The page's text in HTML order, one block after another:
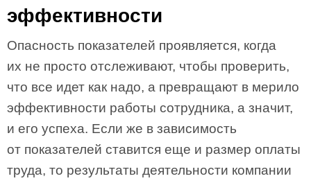
эффективности
Опасность показателей проявляется, когда
их не просто отслеживают, чтобы проверить,
что все идет как надо, а превращают в мерило
эффективности работы сотрудника, а значит,
и его успеха. Если же в зависимость
от показателей ставится еще и размер оплаты
труда, то результаты деятельности компании